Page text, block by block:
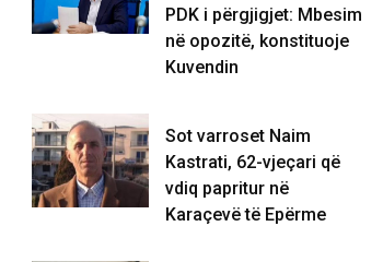
PDK i përgjigjet: Mbesim
në opozitë, konstituoje
Kuvendin
Sot varroset Naim
Kastrati, 62-vjeçari që
vdiq papritur në
Karaçevë të Epërme